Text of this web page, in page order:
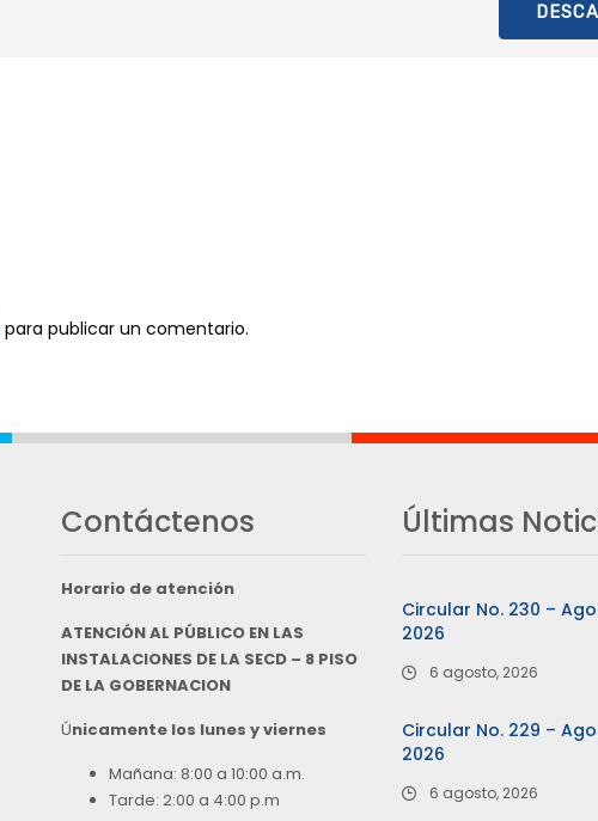
para publicar un comentario.
Contáctenos
Horario de atención
ATENCIÓN AL PÚBLICO EN LAS
INSTALACIONES DE LA SECD – 8 PISO
DE LA GOBERNACION
Únicamente los lunes y viernes
Mañana: 8:00 a 10:00 a.m.
Tarde: 2:00 a 4:00 p.m
Últimas
Circular No. 230 –
2026
6 agosto, 2026
Circular No. 229 –
2026
6 agosto, 2026